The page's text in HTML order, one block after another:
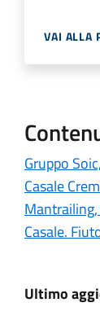
VAI ALLA
Gruppo
Casale
Casale.
Ultimo